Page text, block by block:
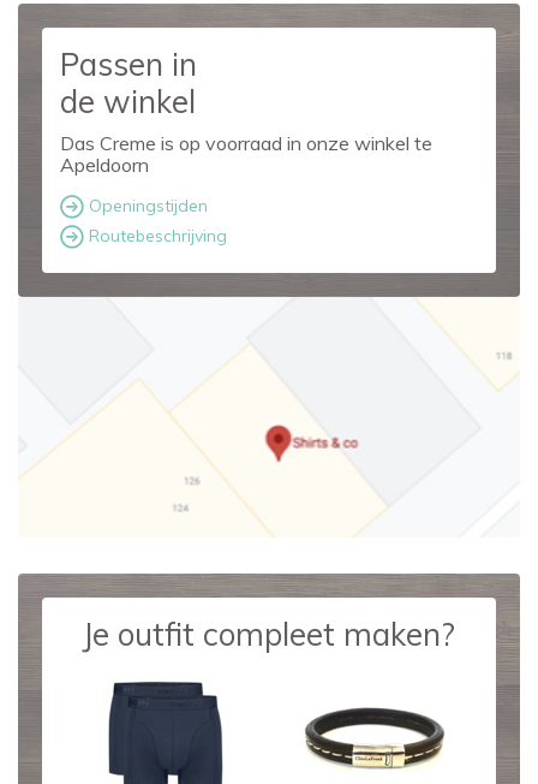
Passen in
de winkel
Das Creme is op voorraad in onze winkel te
Apeldoorn
Openingstijden
Routebeschrijving
Je outfit compleet maken?